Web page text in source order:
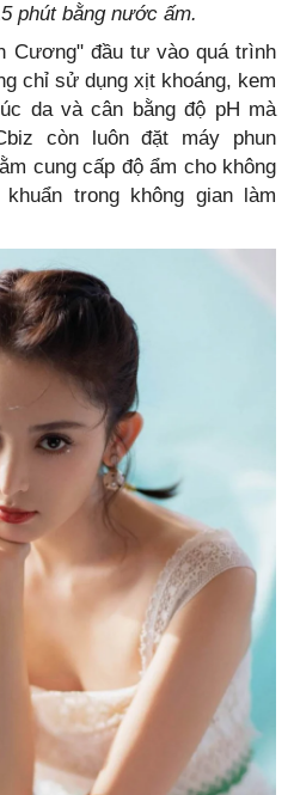
phút bằng nước ấm.
Cương" đầu tư vào quá trình
chỉ sử dụng xịt khoáng, kem
da và cân bằng độ pH mà
còn luôn đặt máy phun
cung cấp độ ẩm cho không
trong không gian làm